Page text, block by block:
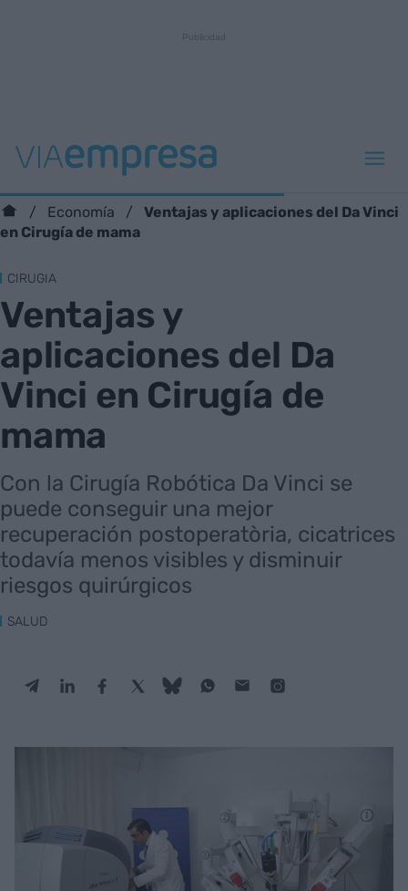
Economía
Ventajas y aplicaciones del Da Vinci
en Cirugía de mama
CIRUGIA
Ventajas y
aplicaciones del Da
Vinci en Cirugía de
mama
Con la Cirugía Robótica Da Vinci se
puede conseguir una mejor
recuperación postoperatòria, cicatrices
todavía menos visibles y disminuir
riesgos quirúrgicos
SALUD